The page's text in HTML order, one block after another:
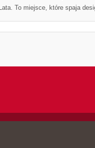
To miejsce, które spaja